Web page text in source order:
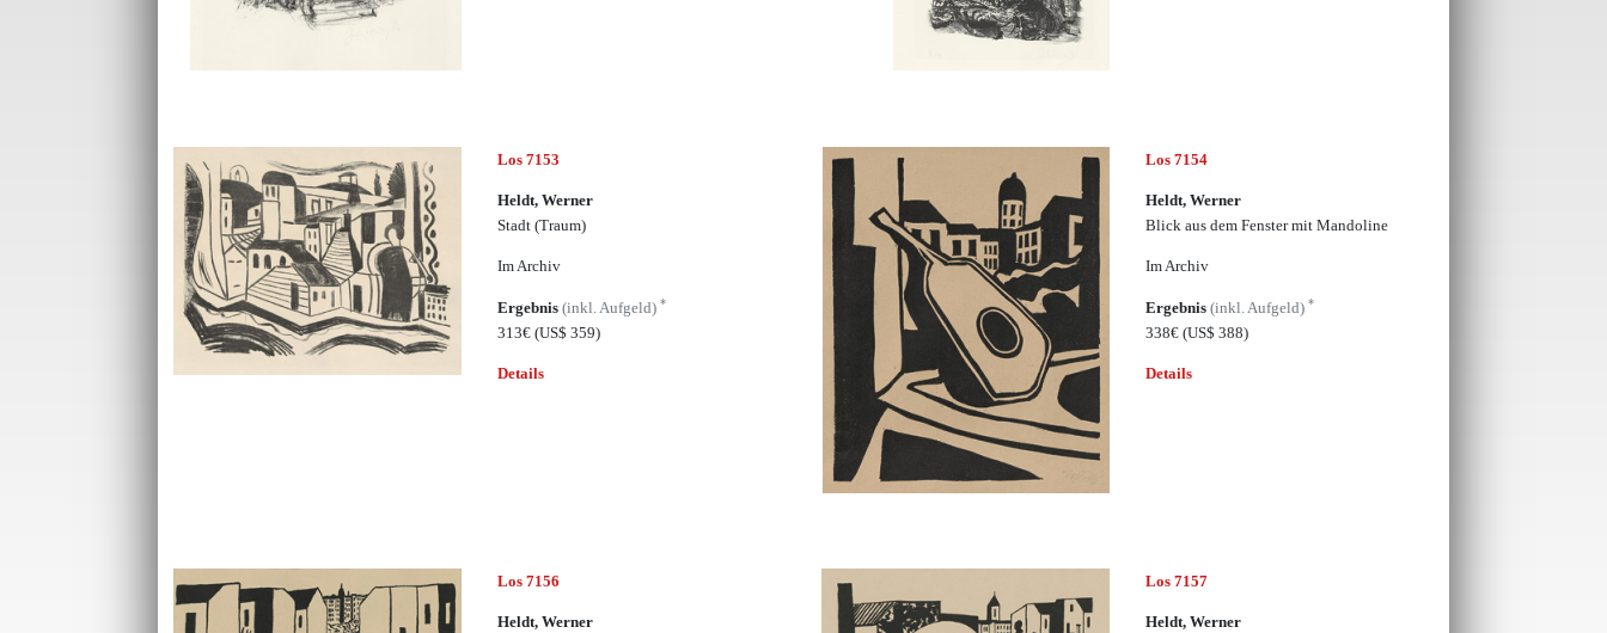
Los 7153
Heldt, Werner
Stadt (Traum)
Im Archiv
Ergebnis(inkl. Aufgeld)*
313€(US$ 359)
Details
Los 7154
Heldt, Werner
Blick aus dem Fenster mit Mandoline
Im Archiv
Ergebnis (inkl. Aufgeld) *
338€ (US$ 388)
Details
Los 7156
Heldt, Werner
Los 7157
Heldt, Werner